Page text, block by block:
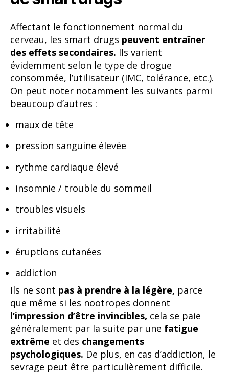
Affectant le fonctionnement normal du
cerveau, les smart drugs peuvent entraîner
des effets secondaires. Ils varient
évidemment selon le type de drogue
consommée, l’utilisateur (IMC, tolérance, etc.).
On peut noter notamment les suivants parmi
beaucoup d’autres :
maux de tête
pression sanguine élevée
rythme cardiaque élevé
insomnie / trouble du sommeil
troubles visuels
irritabilité
éruptions cutanées
addiction
Ils ne sont pas à prendre à la légère, parce
que même si les nootropes donnent
l’impression d’être invincibles, cela se paie
généralement par la suite par une fatigue
extrême et des changements
psychologiques. De plus, en cas d’addiction, le
sevrage peut être particulièrement difficile.